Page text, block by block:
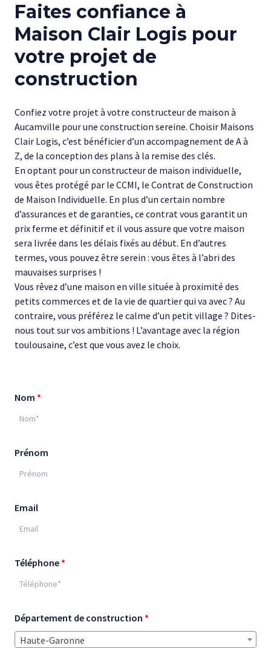
Faites confiance à
Maison Clair Logis pour
votre projet de
construction
Confiez votre projet à votre constructeur de maison à
Aucamville pour une construction sereine. Choisir Maisons
Clair Logis, c’est bénéficier d’un accompagnement de A à
Z, de la conception des plans à la remise des clés.
En optant pour un constructeur de maison individuelle,
vous êtes protégé par le CCMI, le Contrat de Construction
de Maison Individuelle. En plus d’un certain nombre
d’assurances et de garanties, ce contrat vous garantit un
prix ferme et définitif et il vous assure que votre maison
sera livrée dans les délais fixés au début. En d’autres
termes, vous pouvez être serein : vous êtes à l’abri des
mauvaises surprises !
Vous rêvez d’une maison en ville située à proximité des
petits commerces et de la vie de quartier qui va avec ? Au
contraire, vous préférez le calme d’un petit village ? Dites-
nous tout sur vos ambitions ! L’avantage avec la région
toulousaine, c’est que vous avez le choix.
Nom *
Prénom
Email
Téléphone *
Département de construction *
Haute-Garonne